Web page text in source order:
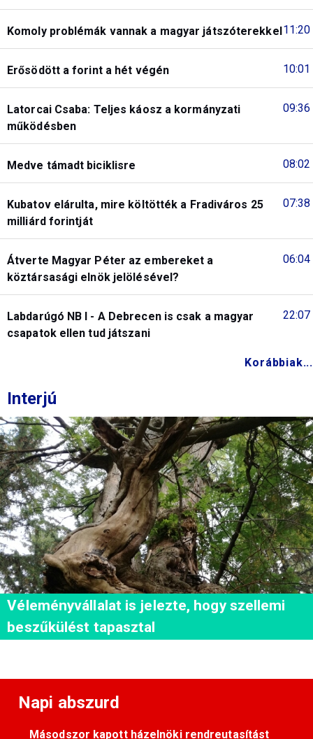
11:20
Komoly problémák vannak a magyar játszóterekkel
10:01
Erősödött a forint a hét végén
09:36
Latorcai Csaba: Teljes káosz a kormányzati
működésben
08:02
Medve támadt biciklisre
07:38
Kubatov elárulta, mire költötték a Fradiváros 25
milliárd forintját
06:04
Átverte Magyar Péter az embereket a
köztársasági elnök jelölésével?
22:07
Labdarúgó NB I - A Debrecen is csak a magyar
csapatok ellen tud játszani
Korábbiak...
Interjú
Véleményvállalat is jelezte, hogy szellemi
beszűkülést tapasztal
Napi abszurd
Másodszor kapott házelnöki rendreutasítást